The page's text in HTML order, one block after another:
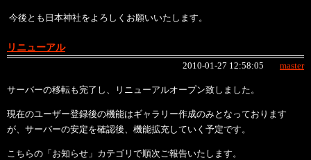
今後とも日本神社をよろしくお願いいたします。
リニューアル
2010-01-27 12:58:05 master
サーバーの移転も完了し、リニューアルオープン致しました。
現在のユーザー登録後の機能はギャラリー作成のみとなっております
が、サーバーの安定を確認後、機能拡充していく予定です。
こちらの「お知らせ」カテゴリで順次ご報告いたします。